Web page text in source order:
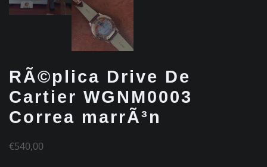
RÃ©plica Drive De
Cartier WGNM0003
Correa marrÃ³n
€540,00